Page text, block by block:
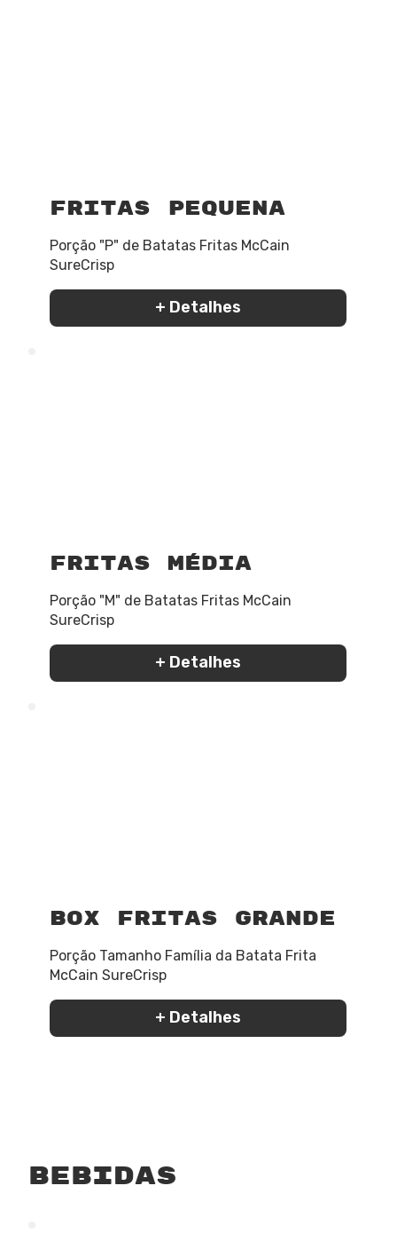
Fritas Pequena
Porção "P" de Batatas Fritas McCain
SureCrisp
+ Detalhes
Fritas Média
Porção "M" de Batatas Fritas McCain
SureCrisp
+ Detalhes
Box Fritas Grande
Porção Tamanho Família da Batata Frita
McCain SureCrisp
+ Detalhes
bebidas